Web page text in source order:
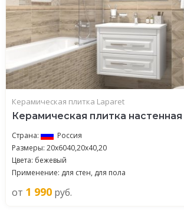
Керамическая плитка Laparet
Керамическая плитка
Страна:
Россия
Размеры: 20x6040,20x40,20
Цвета: бежевый
Применение: для стен, для пола
от 1 990 руб.